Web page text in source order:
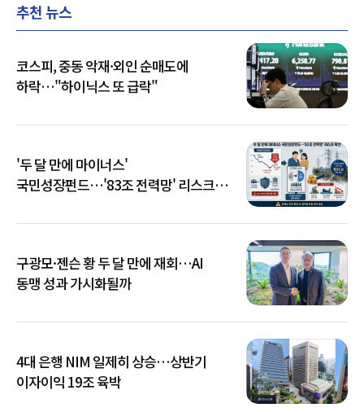
추천 뉴스
코스피, 중동 악재·외인 순매도에
하락…"하이닉스 또 급락"
'두 달 만에 마이너스'
국민성장펀드…'83조 전력망' 리스크
구광모·젠슨 황 두 달 만에 재회…AI
동맹 성과 가시화될까
4대 은행 NIM 일제히 상승…상반기
이자이익 19조 육박